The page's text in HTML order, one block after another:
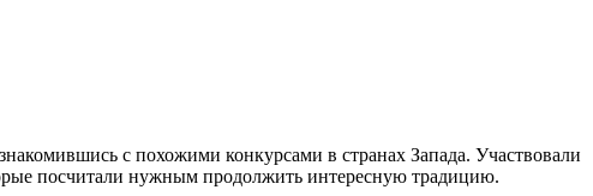
с похожими конкурсами в странах Запада. Участвовали
посчитали нужным продолжить интересную традицию.